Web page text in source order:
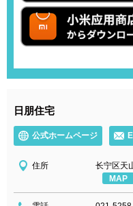
日朋住宅
公式ホームページ
住所
长宁区天
MAP